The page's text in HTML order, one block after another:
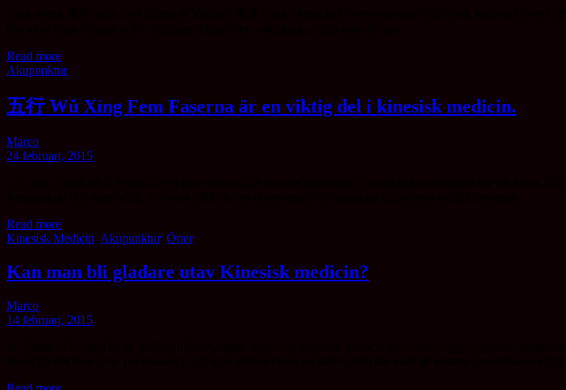
Read more
Akupunktur
五行 Wǔ Xíng Fem Faserna är en viktig del i kinesisk medicin.
Marco
24 februari, 2015
Read more
Kinesisk Medicin Akupunktur, Örter
Kan man bli gladare utav Kinesisk medicin?
Marco
14 februari, 2015